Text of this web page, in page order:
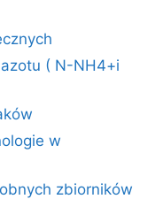
( N-NH4+i
w
zbiorników